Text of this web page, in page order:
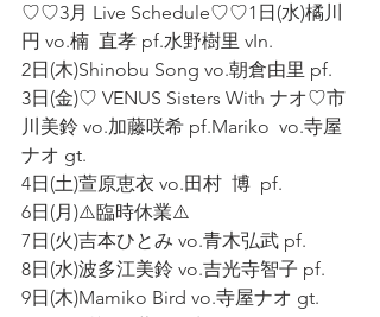
♡♡3月 Live Schedule♡♡1日(水)橘川
円 vo.楠  直孝 pf.水野樹里 vIn.
2日(木)Shinobu Song vo.朝倉由里 pf.
3日(金)♡ VENUS Sisters With ナオ♡市
川美鈴 vo.加藤咲希 pf.Mariko  vo.寺屋
ナオ gt.
4日(土)萱原恵衣 vo.田村  博  pf.
6日(月)⚠️臨時休業⚠️
7日(火)吉本ひとみ vo.青木弘武 pf.
8日(水)波多江美鈴 vo.吉光寺智子 pf.
9日(木)Mamiko Bird vo.寺屋ナオ gt.